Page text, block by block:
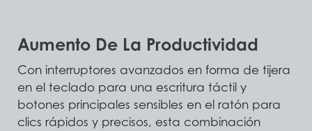
Aumento De La Productividad
Con interruptores avanzados en forma de tijera
en el teclado para una escritura táctil y
botones principales sensibles en el ratón para
clics rápidos y precisos, esta combinación